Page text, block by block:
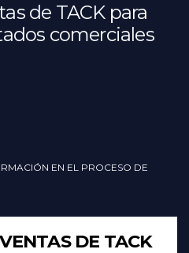
de TACK para
comerciales
EN EL PROCESO DE
DE TACK